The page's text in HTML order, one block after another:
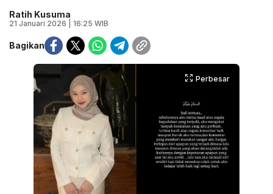
Ratih Kusuma
21 Januari 2026 | 16:25 WIB
Bagikan
Perbesar